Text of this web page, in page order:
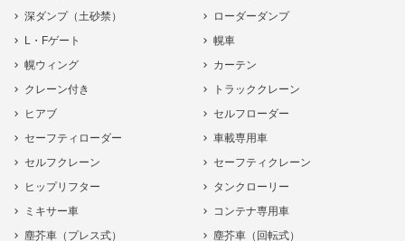
深ダンプ（土砂禁）
ローダーダンプ
L・Fゲート
幌車
幌ウィング
カーテン
クレーン付き
トラッククレーン
ヒアブ
セルフローダー
セーフティローダー
車載専用車
セルフクレーン
セーフティクレーン
ヒップリフター
タンクローリー
ミキサー車
コンテナ専用車
塵芥車（プレス式）
塵芥車（回転式）